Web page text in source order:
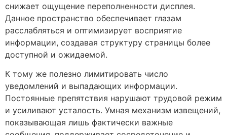
снижает ощущение переполненности дисплея.
Данное пространство обеспечивает глазам
расслабляться и оптимизирует восприятие
информации, создавая структуру страницы более
доступной и ожидаемой.
К тому же полезно лимитировать число
уведомлений и выпадающих информации.
Постоянные препятствия нарушают трудовой режим
и усиливают усталость. Умная механизм извещений,
показывающая лишь фактически важные